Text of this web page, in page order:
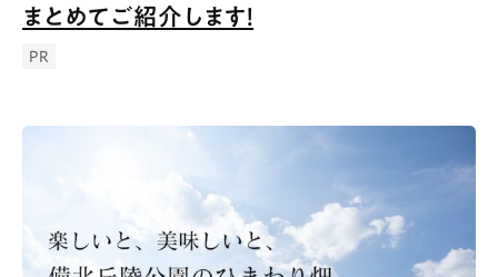
まとめてご紹介します！
PR